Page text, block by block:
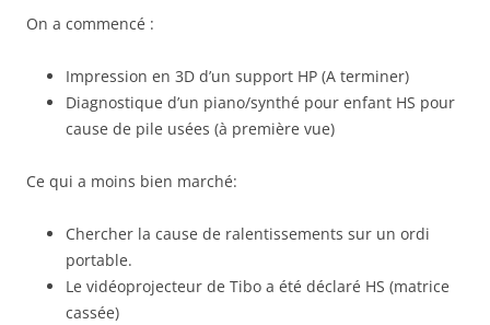
On a commencé :
Impression en 3D d’un support HP (A terminer)
Diagnostique d’un piano/synthé pour enfant HS pour
cause de pile usées (à première vue)
Ce qui a moins bien marché:
Chercher la cause de ralentissements sur un ordi
portable.
Le vidéoprojecteur de Tibo a été déclaré HS (matrice
cassée)